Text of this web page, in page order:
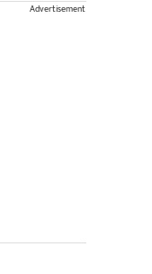
Advertisement